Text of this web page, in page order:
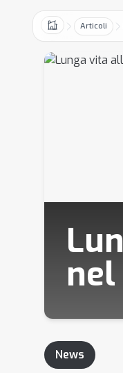
Home Articoli
News